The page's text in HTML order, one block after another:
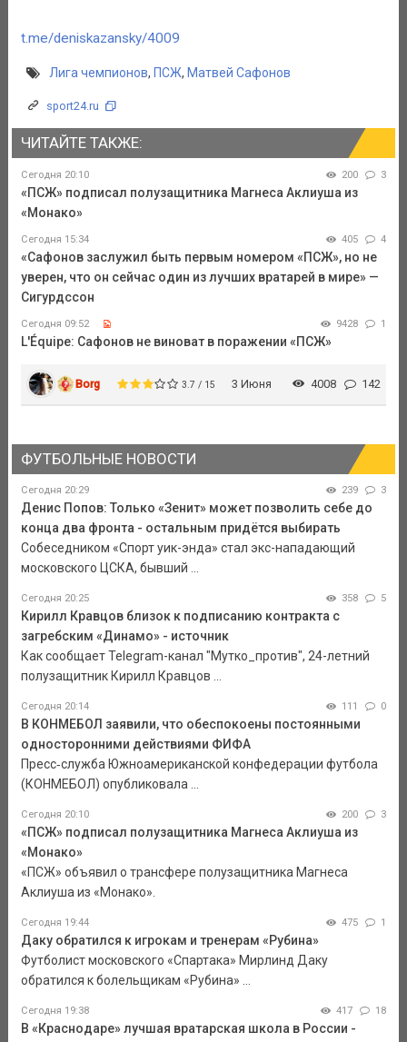
t.me/deniskazansky/4009
Лига чемпионов, ПСЖ, Матвей Сафонов
sport24.ru
ЧИТАЙТЕ ТАКЖЕ:
Сегодня 20:10 200 3
«ПСЖ» подписал полузащитника Магнеса Аклиуша из
«Монако»
Сегодня 15:34 405 4
«Сафонов заслужил быть первым номером «ПСЖ», но не
уверен, что он сейчас один из лучших вратарей в мире» —
Сигурдссон
Сегодня 09:52 9428 1
L'Équipe: Сафонов не виноват в поражении «ПСЖ»
Borg 3.7 / 15 3 Июня 4008 142
ФУТБОЛЬНЫЕ НОВОСТИ
Сегодня 20:29 239 3
Денис Попов: Только «Зенит» может позволить себе до
конца два фронта - остальным придётся выбирать
Собеседником «Спорт уик-энда» стал экс-нападающий
московского ЦСКА, бывший ...
Сегодня 20:25 358 5
Кирилл Кравцов близок к подписанию контракта с
загребским «Динамо» - источник
Как сообщает Telegram-канал "Мутко_против", 24-летний
полузащитник Кирилл Кравцов ...
Сегодня 20:14 111 0
В КОНМЕБОЛ заявили, что обеспокоены постоянными
односторонними действиями ФИФА
Пресс‑служба Южноамериканской конфедерации футбола
(КОНМЕБОЛ) опубликовала ...
Сегодня 20:10 200 3
«ПСЖ» подписал полузащитника Магнеса Аклиуша из
«Монако»
«ПСЖ» объявил о трансфере полузащитника Магнеса
Аклиуша из «Монако».
Сегодня 19:44 475 1
Даку обратился к игрокам и тренерам «Рубина»
Футболист московского «Спартака» Мирлинд Даку
обратился к болельщикам «Рубина» ...
Сегодня 19:38 417 18
В «Краснодаре» лучшая вратарская школа в России -